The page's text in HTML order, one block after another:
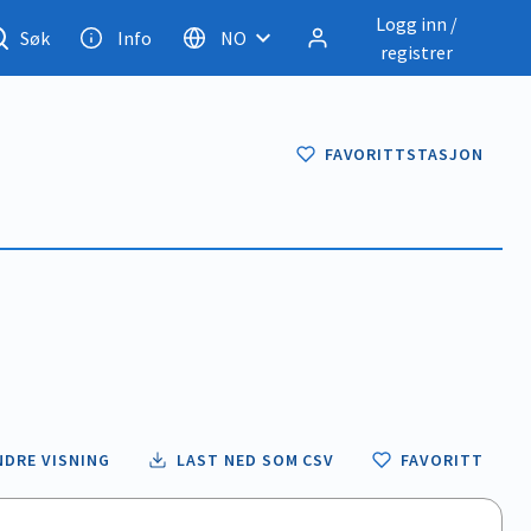
Søk Info NO
Logg inn /
registrer
FAVORITTSTASJON
VISNING LAST NED SOM CSV FAVORITT